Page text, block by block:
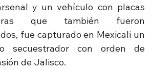
y un vehículo con placas
que también fueron
fue capturado en Mexicali un
secuestrador con orden de
de Jalisco.